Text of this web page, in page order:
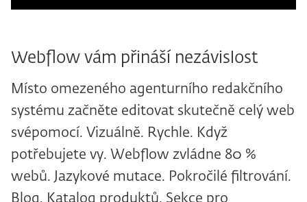
Webflow vám přináší nezávislost
Místo omezeného agenturního redakčního
systému začněte editovat skutečně celý web
svépomocí. Vizuálně. Rychle. Když
potřebujete vy. Webflow zvládne 80 %
webů. Jazykové mutace. Pokročilé filtrování.
Blog. Katalog produktů. Sekce pro